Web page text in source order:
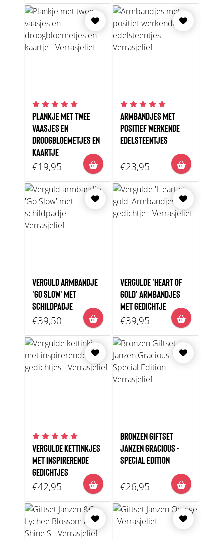
PLANKJE MET TWEE
VAASJES EN
DROOGBLOEMETJES EN
KAARTJE
€19,95
ARMBANDJES MET
POSITIEF WERKENDE
EDELSTEENTJES
€23,95
VERGULD ARMBANDJE
'GO SLOW' MET
SCHILDPADJE
€39,50
VERGULDE 'HEART OF
GOLD' ARMBANDJES
MET GEDICHTJE
€39,95
VERGULDE KETTINKJES
MET INSPIRERENDE
GEDICHTJES
€42,95
BRONZEN GIFTSET
JANZEN GRACIOUS -
SPECIAL EDITION
€26,95